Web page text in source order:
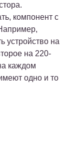
компонент с
устройство на
на 220-
каждом
одно и то